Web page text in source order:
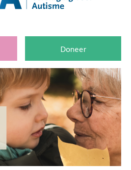
Doneer